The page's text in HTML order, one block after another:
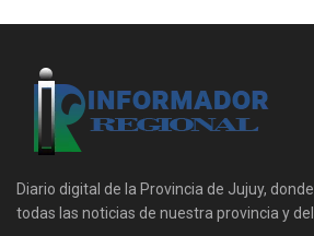
Diario digital de la Provincia de Jujuy,
todas las noticias de nuestra provincia y